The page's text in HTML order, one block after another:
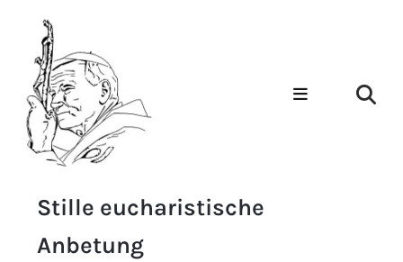
Stille eucharistische
Anbetung